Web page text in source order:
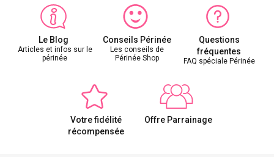
Le Blog
Articles et infos sur le
périnée
Conseils Périnée
Les conseils de
Périnée Shop
Questions
fréquentes
FAQ spéciale Périnée
Votre fidélité
récompensée
Offre Parrainage